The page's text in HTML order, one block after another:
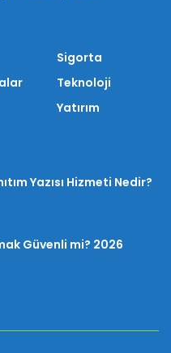
Sigorta
Teknoloji
Yatırım
Yazısı Hizmeti Nedir?
Güvenli mi? 2026